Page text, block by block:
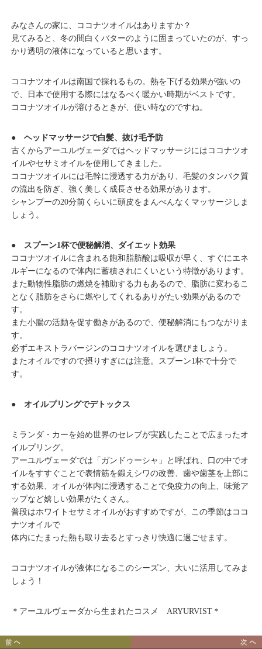
みなさんの家に、ココナツオイルはありますか？
見てみると、冬の間白くバターのように固まっていたのが、すっ
かり透明の液体になっていると思います。
ココナツオイルは南国で採れるもの。熱を下げる効果が強いの
で、日本で使用する際にはなるべく暖かい時期がベストです。
ココナツオイルが溶けるときが、使い時なのですね。
● ヘッドマッサージで白髪、抜け毛予防
古くからアーユルヴェーダではヘッドマッサージにはココナツオ
イルやセサミオイルを使用してきました。
ココナツオイルには毛幹に浸透する力があり、毛髪のタンパク質
の流出を防ぎ、強く美しく成長させる効果があります。
シャンプーの20分前くらいに頭皮をまんべんなくマッサージしま
しょう。
● スプーン1杯で便秘解消、ダイエット効果
ココナツオイルに含まれる飽和脂肪酸は吸収が早く、すぐにエネ
ルギーになるので体内に蓄積されにくいという特徴があります。
また動物性脂肪の燃焼を補助する力もあるので、脂肪に変わるこ
となく脂肪をさらに燃やしてくれるありがたい効果があるので
す。
また小腸の活動を促す働きがあるので、便秘解消にもつながりま
す。
必ずエキストラバージンのココナツオイルを選びましょう。
またオイルですので摂りすぎには注意。スプーン1杯で十分で
す。
● オイルプリングでデトックス
ミランダ・カーを始め世界のセレブが実践したことで広まったオ
イルプリング。
アーユルヴェーダでは「ガンドゥーシャ」と呼ばれ、口の中でオ
イルをすすぐことで表情筋を鍛えシワの改善、歯や歯茎を上部に
する効果、オイルが体内に浸透することで免疫力の向上、味覚ア
ップなど嬉しい効果がたくさん。
普段はホワイトセサミオイルがおすすめですが、この季節はココ
ナツオイルで
体内にたまった熱も取り去るとすっきり快適に過ごせます。
ココナツオイルが液体になるこのシーズン、大いに活用してみま
しょう！
＊アーユルヴェーダから生まれたコスメ ARYURVIST＊